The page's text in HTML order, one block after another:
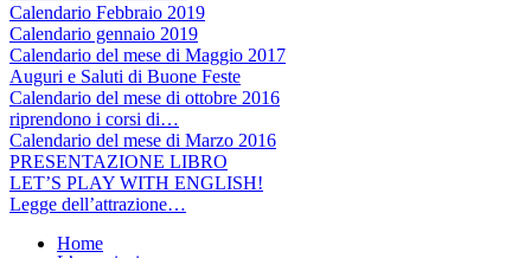
Calendario Febbraio 2019
Calendario gennaio 2019
Calendario del mese di Maggio 2017
Auguri e Saluti di Buone Feste
Calendario del mese di ottobre 2016
riprendono i corsi di…
Calendario del mese di Marzo 2016
PRESENTAZIONE LIBRO
LET’S PLAY WITH ENGLISH!
Legge dell’attrazione…
Home